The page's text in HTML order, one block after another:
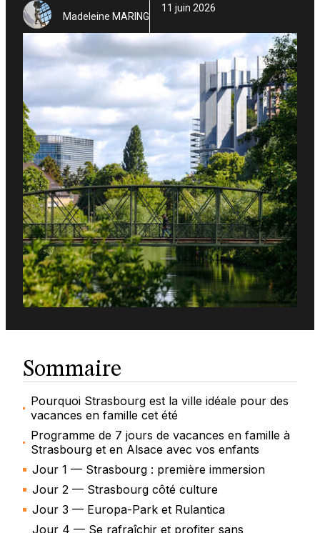
Madeleine MARING
11 juin 2026
Sommaire
Pourquoi Strasbourg est la ville idéale pour des
vacances en famille cet été
Programme de 7 jours de vacances en famille à
Strasbourg et en Alsace avec vos enfants
Jour 1 — Strasbourg : première immersion
Jour 2 — Strasbourg côté culture
Jour 3 — Europa-Park et Rulantica
Jour 4 — Se rafraîchir et profiter sans